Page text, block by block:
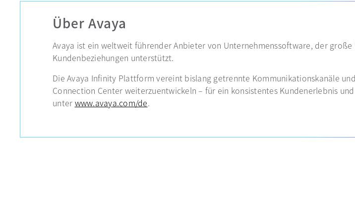
Über Avaya
Avaya ist ein weltweit führender Anbieter von Unternehmenssoftware, der
Kundenbeziehungen unterstützt.
Die Avaya Infinity Plattform vereint bislang getrennte Kommunikationskanäle
Connection Center weiterzuentwickeln – für ein konsistentes Kundenerlebnis
unter www.avaya.com/de.